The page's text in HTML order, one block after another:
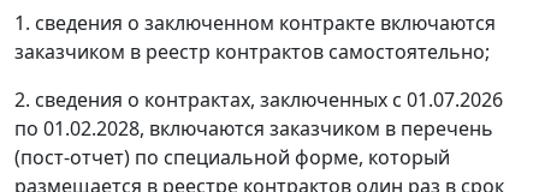
1. сведения о заключенном контракте включаются
заказчиком в реестр контрактов самостоятельно;
2. сведения о контрактах, заключенных с 01.07.2026
по 01.02.2028, включаются заказчиком в перечень
(пост-отчет) по специальной форме, который
размещается в реестре контрактов один раз в срок